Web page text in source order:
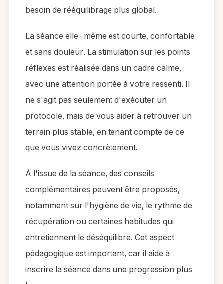
besoin de rééquilibrage plus global.
La séance elle-même est courte, confortable
et sans douleur. La stimulation sur les points
réflexes est réalisée dans un cadre calme,
avec une attention portée à votre ressenti. Il
ne s'agit pas seulement d'exécuter un
protocole, mais de vous aider à retrouver un
terrain plus stable, en tenant compte de ce
que vous vivez concrètement.
À l'issue de la séance, des conseils
complémentaires peuvent être proposés,
notamment sur l'hygiène de vie, le rythme de
récupération ou certaines habitudes qui
entretiennent le déséquilibre. Cet aspect
pédagogique est important, car il aide à
inscrire la séance dans une progression plus